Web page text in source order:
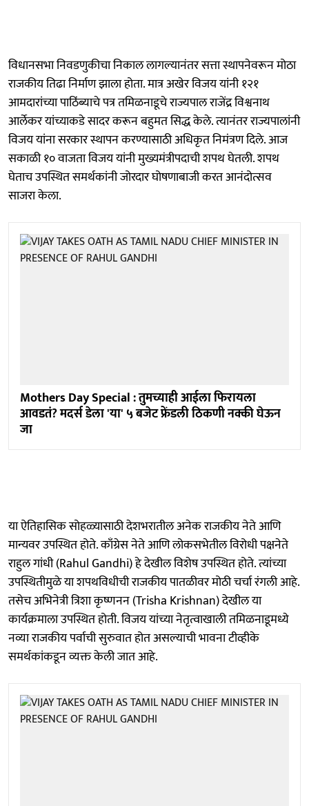
विधानसभा निवडणुकीचा निकाल लागल्यानंतर सत्ता स्थापनेवरून मोठा
राजकीय तिढा निर्माण झाला होता. मात्र अखेर विजय यांनी १२१
आमदारांच्या पाठिंब्याचे पत्र तमिळनाडूचे राज्यपाल राजेंद्र विश्वनाथ
आर्लेकर यांच्याकडे सादर करून बहुमत सिद्ध केले. त्यानंतर राज्यपालांनी
विजय यांना सरकार स्थापन करण्यासाठी अधिकृत निमंत्रण दिले. आज
सकाळी १० वाजता विजय यांनी मुख्यमंत्रीपदाची शपथ घेतली. शपथ
घेताच उपस्थित समर्थकांनी जोरदार घोषणाबाजी करत आनंदोत्सव
साजरा केला.
Mothers Day Special : तुमच्याही आईला फिरायला
आवडतं? मदर्स डेला 'या' ५ बजेट फ्रेंडली ठिकणी नक्की घेऊन
जा
या ऐतिहासिक सोहळ्यासाठी देशभरातील अनेक राजकीय नेते आणि
मान्यवर उपस्थित होते. काँग्रेस नेते आणि लोकसभेतील विरोधी पक्षनेते
राहुल गांधी (Rahul Gandhi) हे देखील विशेष उपस्थित होते. त्यांच्या
उपस्थितीमुळे या शपथविधीची राजकीय पातळीवर मोठी चर्चा रंगली आहे.
तसेच अभिनेत्री त्रिशा कृष्णनन (Trisha Krishnan) देखील या
कार्यक्रमाला उपस्थित होती. विजय यांच्या नेतृत्वाखाली तमिळनाडूमध्ये
नव्या राजकीय पर्वाची सुरुवात होत असल्याची भावना टीव्हीके
समर्थकांकडून व्यक्त केली जात आहे.